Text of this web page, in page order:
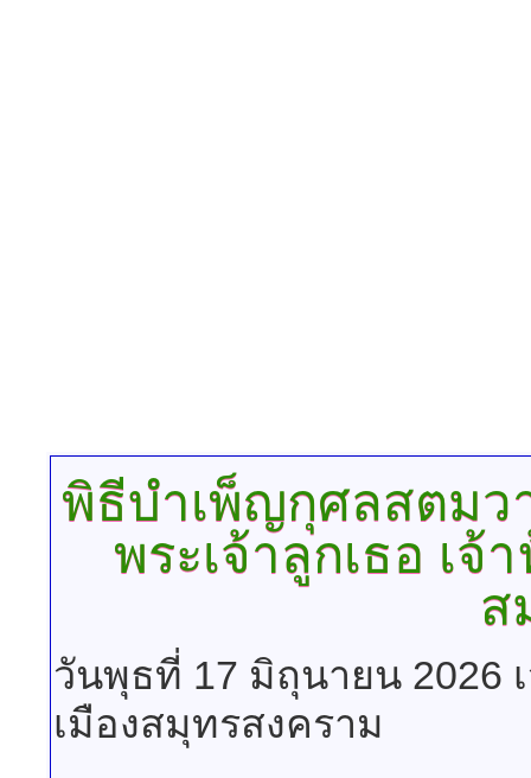
พิธีบำเพ็ญกุศลสตมว
พระเจ้าลูกเธอ เ
ส
วันพุธที่ 17 มิถุนายน 2026
เมืองสมุทรสงคราม